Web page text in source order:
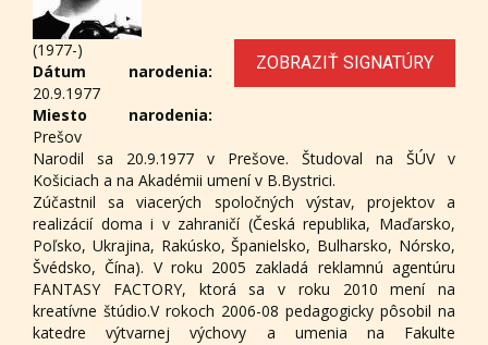
ZOBRAZIŤ SIGNATÚRY
(1977-)
Dátum narodenia:
20.9.1977
Miesto narodenia:
Prešov
Narodil sa 20.9.1977 v Prešove. Študoval na ŠÚV v
Košiciach a na Akadémii umení v B.Bystrici.
Zúčastnil sa viacerých spoločných výstav, projektov a
realizácií doma i v zahraničí (Česká republika, Maďarsko,
Poľsko, Ukrajina, Rakúsko, Španielsko, Bulharsko, Nórsko,
Švédsko, Čína). V roku 2005 zakladá reklamnú agentúru
FANTASY FACTORY, ktorá sa v roku 2010 mení na
kreatívne štúdio.V rokoch 2006-08 pedagogicky pôsobil na
katedre výtvarnej výchovy a umenia na Fakulte